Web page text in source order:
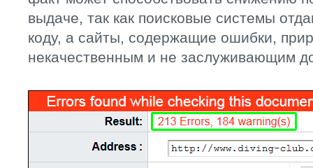
выдаче, так как поисковые системы
коду, а сайты, содержащие ошибки,
некачественным и не заслуживающим